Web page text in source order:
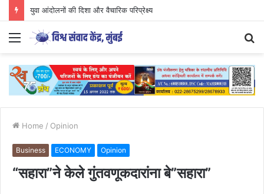
युवा आंदोलनों की दिशा और वैचारिक परिप्रेक्ष्य
Menu
Home / Opinion
Business ECONOMY Opinion
“सहारा”ने केले गुंतवणूकदारांना बे”सहारा”